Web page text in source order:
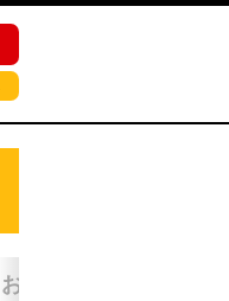
おかえり！クルー